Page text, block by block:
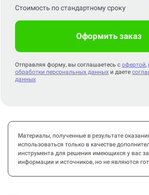
Стоимость по стандартному сроку
Оформить заказ
Отправляя форму, вы соглашаетесь с офертой,
обработки персональных данных и даете
данных
Материалы, полученные в результате
использоваться только в качестве
инструмента для решения имеющихся у вас
информации и источников, но не являются